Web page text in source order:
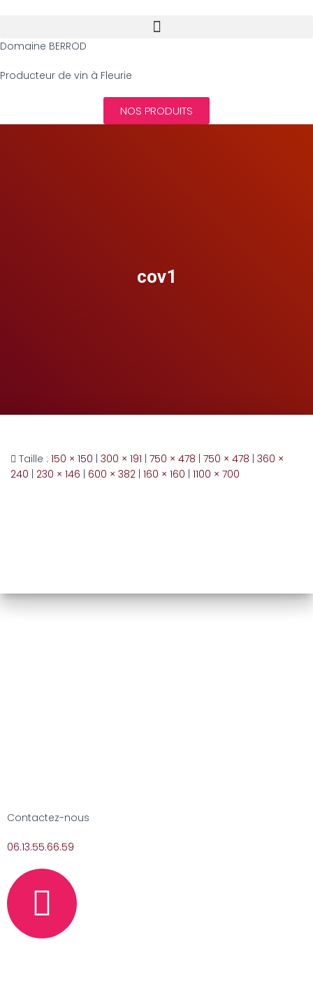
Domaine BERROD
Producteur de vin à Fleurie
NOS PRODUITS
cov1
Taille : 150 × 150 300 × 191 750 × 478 750 × 478 360 ×
240
230 × 146 600 × 382 160 × 160 1100 × 700
Contactez-nous
06.13.55.66.59